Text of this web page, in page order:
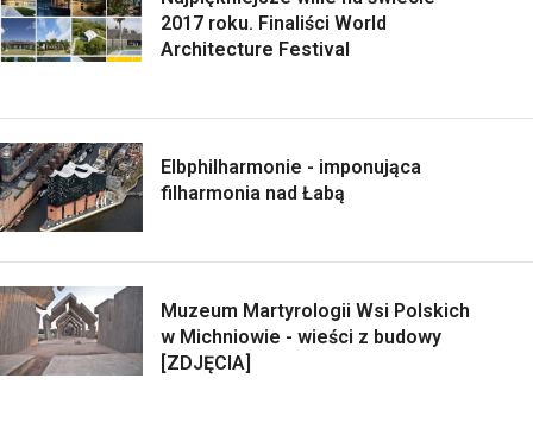
2017 roku. Finaliści World
Architecture Festival
Elbphilharmonie - imponująca
filharmonia nad Łabą
Muzeum Martyrologii Wsi Polskich
w Michniowie - wieści z budowy
[ZDJĘCIA]